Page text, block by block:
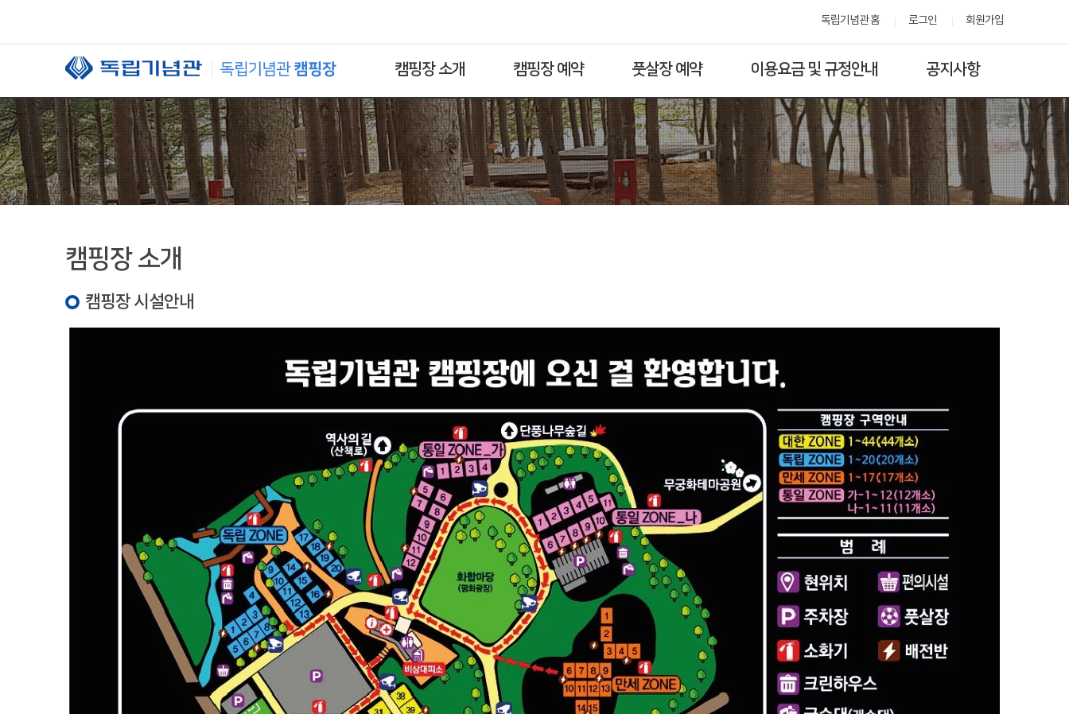
독립기념관 홈 로그인 회원가입
캠핑장 소개 캠핑장 예약 풋살장 예약 이용요금 및 규정안내 공지사항
캠핑장 소개
캠핑장 시설안내